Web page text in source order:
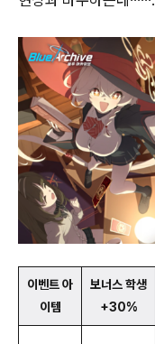
이벤트 아
이템
보너스 학생
+30%